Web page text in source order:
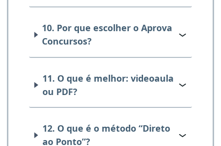
10. Por que escolher o Aprova
Concursos?
11. O que é melhor: videoaula
ou PDF?
12. O que é o método “Direto
ao Ponto”?